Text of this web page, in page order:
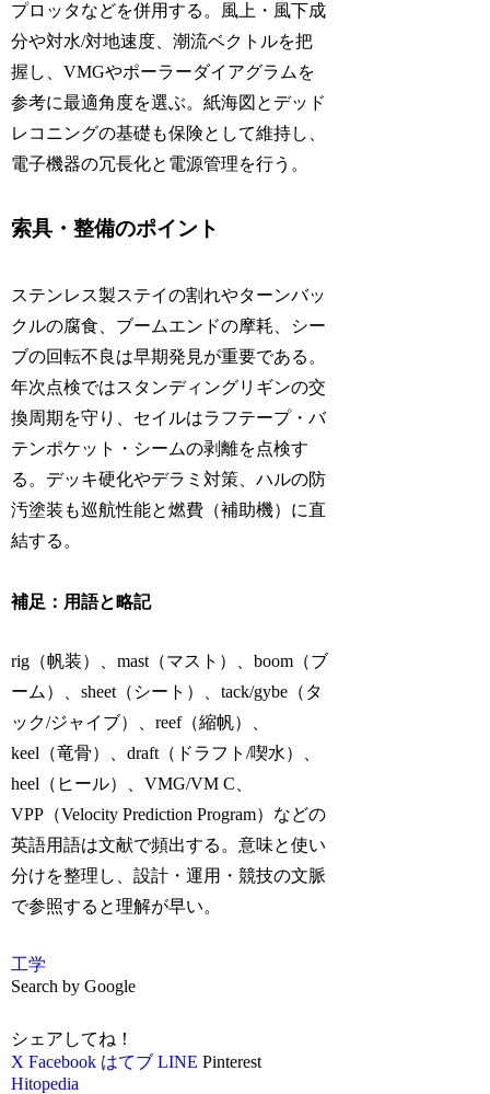
プロッタなどを併用する。風上・風下成
分や対水/対地速度、潮流ベクトルを把
握し、VMGやポーラーダイアグラムを
参考に最適角度を選ぶ。紙海図とデッド
レコニングの基礎も保険として維持し、
電子機器の冗長化と電源管理を行う。
索具・整備のポイント
ステンレス製ステイの割れやターンバッ
クルの腐食、ブームエンドの摩耗、シー
ブの回転不良は早期発見が重要である。
年次点検ではスタンディングリギンの交
換周期を守り、セイルはラフテープ・バ
テンポケット・シームの剥離を点検す
る。デッキ硬化やデラミ対策、ハルの防
汚塗装も巡航性能と燃費（補助機）に直
結する。
補足：用語と略記
rig（帆装）、mast（マスト）、boom（ブ
ーム）、sheet（シート）、tack/gybe（タ
ック/ジャイブ）、reef（縮帆）、
keel（竜骨）、draft（ドラフト/喫水）、
heel（ヒール）、VMG/VM C、
VPP（Velocity Prediction Program）などの
英語用語は文献で頻出する。意味と使い
分けを整理し、設計・運用・競技の文脈
で参照すると理解が早い。
工学
Search by Google
シェアしてね！
X Facebook はてブ LINE Pinterest
Hitopedia